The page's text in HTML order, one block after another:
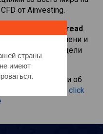
от Ainvesting.
на
Whitbread.
в реальном времени и
если бы вы владели
информации об
пожалуйста click
страны
имеют